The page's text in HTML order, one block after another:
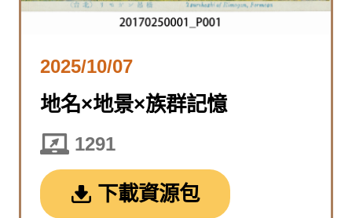
2025/10/07
地名×地景×族群記憶
1291
下載資源包